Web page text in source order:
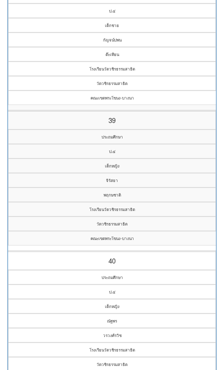
ป.๔
เด็กชาย
กัญจน์ปพน
ต๊ะเทียน
โรงเรียนวัดวชิรธรรมสาธิต
วัดวชิรธรรมสาธิต
คณะเขตพระโขนง-บางนา
39
ประถมศึกษา
ป.๔
เด็กหญิง
จิรัสยา
พฤกษชาติ
โรงเรียนวัดวชิรธรรมสาธิต
วัดวชิรธรรมสาธิต
คณะเขตพระโขนง-บางนา
40
ประถมศึกษา
ป.๔
เด็กหญิง
ณัฐพร
วรวงศ์รวิช
โรงเรียนวัดวชิรธรรมสาธิต
วัดวชิรธรรมสาธิต